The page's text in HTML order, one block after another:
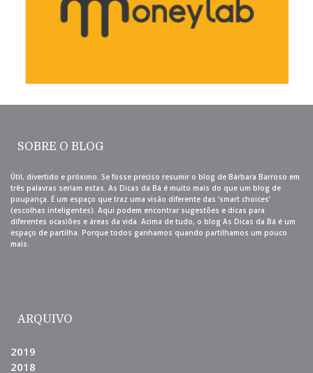
SOBRE O BLOG
Útil, divertido e próximo. Se fosse preciso resumir o blog de Bárbara Barroso em
três palavras seriam estas. As Dicas da Bá é muito mais do que um blog de
poupança. É um espaço que traz uma visão diferente das ‘smart choices’
(escolhas inteligentes). Aqui podem encontrar sugestões e dicas para
diferentes ocasiões e áreas da vida. Acima de tudo, o blog As Dicas da Bá é um
espaço de partilha. Porque todos ganhamos quando partilhamos um pouco
mais.
ARQUIVO
2019
2018